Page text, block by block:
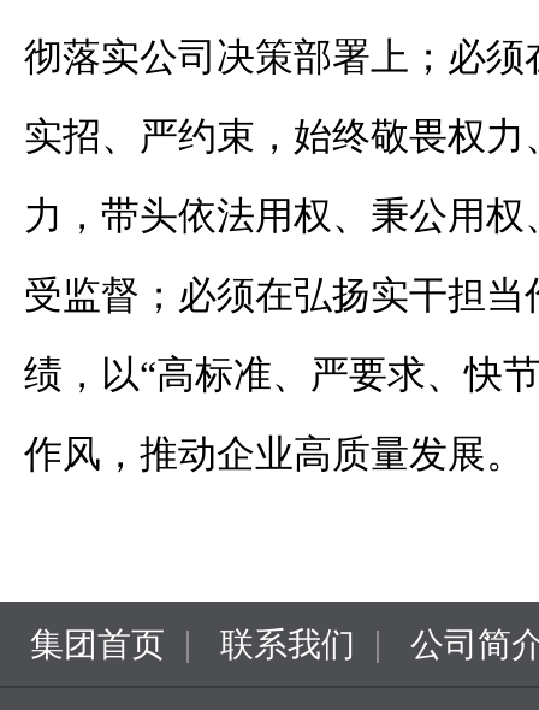
彻落实公司决策部署上；必
实招、严约束，始终敬畏权
力，带头依法用权、秉公用
受监督；必须在弘扬实干担
绩，以“高标准、严要求、快
作风，推动企业高质量发展。
集团首页 | 联系我们 | 公司简